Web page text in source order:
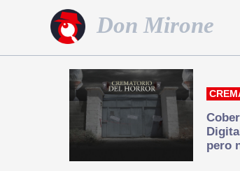
hacemos periodismo
Don Mirone
pero